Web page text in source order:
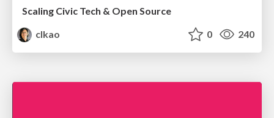
Scaling Civic Tech & Open Source
clkao
0 240